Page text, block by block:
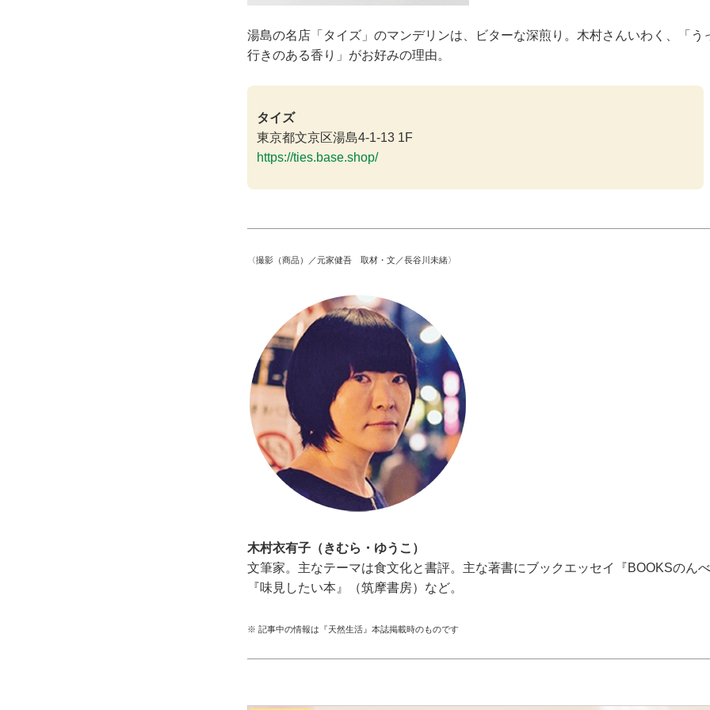
湯島の名店「タイズ」のマンデリンは、ビターな深煎り。木村さんいわく、「う
行きのある香り」がお好みの理由。
タイズ
東京都文京区湯島4-1-13 1F
https://ties.base.shop/
〈撮影（商品）／元家健吾 取材・文／長谷川未緒〉
木村衣有子（きむら・ゆうこ）
文筆家。主なテーマは食文化と書評。主な著書にブックエッセイ『BOOKSのんべ
『味見したい本』（筑摩書房）など。
※ 記事中の情報は『天然生活』本誌掲載時のものです